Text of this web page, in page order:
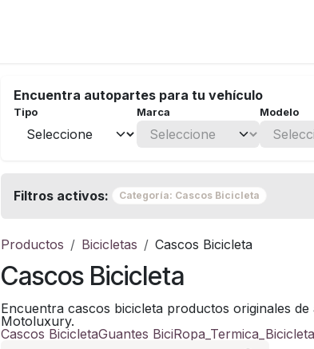
Encuentra autopartes para tu vehículo
Tipo Marca Modelo
Filtros activos: Categoría: Cascos Bicicleta
Productos Bicicletas Cascos Bicicleta
Cascos Bicicleta
Encuentra cascos bicicleta productos originales
Motoluxury.
Cascos BicicletaGuantes BiciRopa_Termica_Bicicleta